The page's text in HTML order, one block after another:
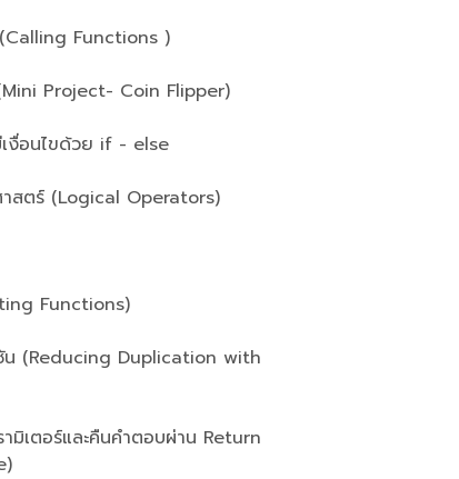
Functions )
Project- Coin Flipper)
อนไขด้วย if - else
ตร์ (Logical Operators)
Functions)
Duplication with
ตอร์และคืนคำตอบผ่าน Return